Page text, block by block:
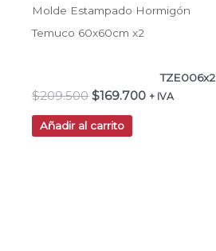
Molde Estampado Hormigón
Temuco 60x60cm x2
TZE006x2
$209.500 $169.700 + IVA
Añadir al carrito